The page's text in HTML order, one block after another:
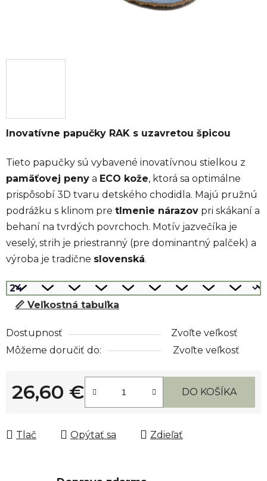
Inovatívne papučky RAK s uzavretou špicou
Tieto papučky sú vybavené inovatívnou stielkou z
pamäťovej peny a ECO kože, ktorá sa optimálne
prispôsobí 3D tvaru detského chodidla. Majú pružnú
podrážku s klinom pre tlmenie nárazov pri skákaní a
behaní na tvrdých povrchoch. Motív jazvečíka je
veselý, strih je priestranný (pre dominantný palček) a
výroba je tradične slovenská.
📏 Veľkostná tabuľka
Dostupnosť
Zvoľte veľkosť
Môžeme doručiť do:
Zvoľte veľkosť
26,60 €
Jednotková cena:
DO KOŠÍKA
Tlač Opýtať sa Zdieľať